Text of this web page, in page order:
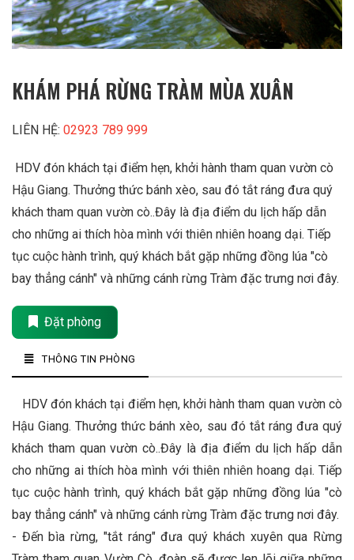
KHÁM PHÁ RỪNG TRÀM MÙA XUÂN
LIÊN HỆ: 02923 789 999
HDV đón khách tại điểm hẹn, khởi hành tham quan vườn cò
Hậu Giang. Thưởng thức bánh xèo, sau đó tắt ráng đưa quý
khách tham quan vườn cò..Đây là địa điểm du lịch hấp dẫn
cho những ai thích hòa mình với thiên nhiên hoang dại. Tiếp
tục cuộc hành trình, quý khách bắt gặp những đồng lúa "cò
bay thẳng cánh" và những cánh rừng Tràm đặc trưng nơi đây.
Đặt phòng
THÔNG TIN PHÒNG
HDV đón khách tại điểm hẹn, khởi hành tham quan vườn cò
Hậu Giang. Thưởng thức bánh xèo, sau đó tắt ráng đưa quý
khách tham quan vườn cò..Đây là địa điểm du lịch hấp dẫn
cho những ai thích hòa mình với thiên nhiên hoang dại. Tiếp
tục cuộc hành trình, quý khách bắt gặp những đồng lúa "cò
bay thẳng cánh" và những cánh rừng Tràm đặc trưng nơi đây.
- Đến bìa rừng, "tắt ráng" đưa quý khách xuyên qua Rừng